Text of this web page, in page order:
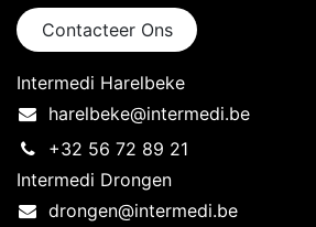
Contacteer Ons
Intermedi Harelbeke
harelbeke@intermedi.be
+32 56 72 89 21
Intermedi Drongen
drongen@intermedi.be